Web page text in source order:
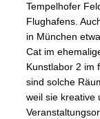
Tempelhofer
Flughafens.
in München
Cat im
Kunstlabor 2 im
sind solche
weil sie kreative